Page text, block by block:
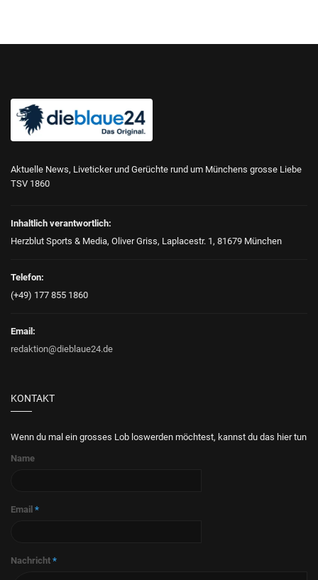
Aktuelle News, Liveticker und Gerüchte rund um Münchens grosse Liebe
TSV 1860
Inhaltlich verantwortlich:
Herzblut Sports & Media, Oliver Griss, Laplacestr. 1, 81679 München
Telefon:
(+49) 177 855 1860
Email:
redaktion@dieblaue24.de
KONTAKT
Wenn du mal ein grosses Lob loswerden möchtest, kannst du das hier tun
Name
Email *
Nachricht *